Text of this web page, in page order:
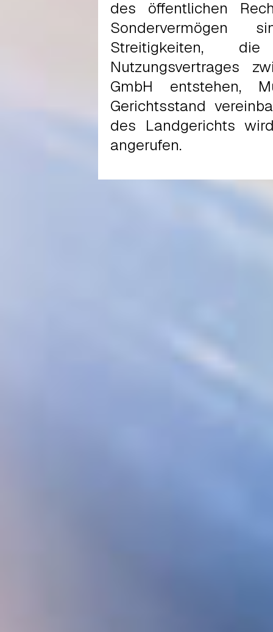
des öffentlichen
Streitigkeiten,
Nutzungsvertrages
GmbH entstehen,
Gerichtsstand
des Landgerichts
angerufen.